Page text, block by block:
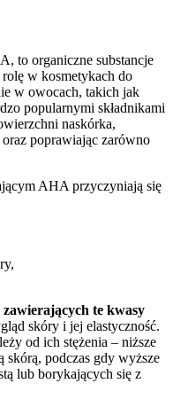
to organiczne substancje
w kosmetykach do
w owocach, takich jak
popularnymi składnikami
naskórka,
poprawiając zarówno
AHA przyczyniają się
te kwasy
skóry i jej elastyczność.
od ich stężenia – niższe
skórą, podczas gdy wyższe
lub borykających się z